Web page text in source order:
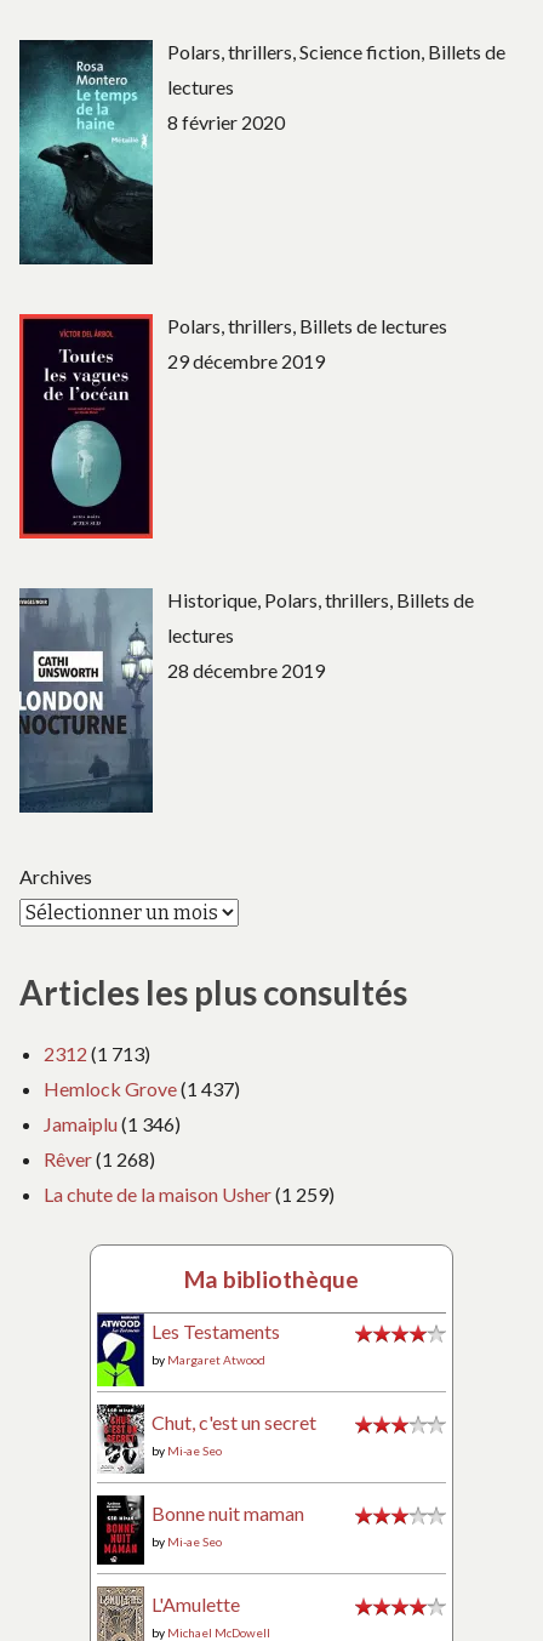
Polars, thrillers, Science fiction, Billets de
lectures
8 février 2020
Polars, thrillers, Billets de lectures
29 décembre 2019
Historique, Polars, thrillers, Billets de
lectures
28 décembre 2019
Archives
Articles les plus consultés
2312 (1 713)
Hemlock Grove(1 437)
Jamaiplu(1 346)
Rêver(1 268)
La chute de la maison Usher(1 259)
Ma bibliothèque
Les Testaments
by Margaret Atwood
Chut, c'est un secret
by Mi-ae Seo
Bonne nuit maman
by Mi-ae Seo
L'Amulette
by Michael McDowell